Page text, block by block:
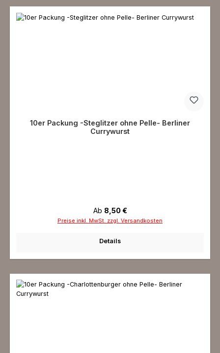
10er Packung -Steglitzer ohne Pelle- Berliner
Currywurst
Regulärer Preis:
Ab 8,50 €
Preise inkl. MwSt. zzgl. Versandkosten
Details